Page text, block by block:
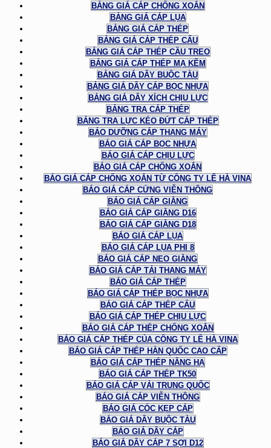
BẢNG GIÁ CÁP CHỐNG XOẮN
BẢNG GIÁ CÁP LỤA
BẢNG GIÁ CÁP THÉP
BẢNG GIÁ CÁP THÉP CẨU
BẢNG GIÁ CÁP THÉP CẦU TREO
BẢNG GIÁ CÁP THÉP MẠ KẼM
BẢNG GIÁ DÂY BUỘC TÀU
BẢNG GIÁ DÂY CÁP BỌC NHỰA
BẢNG GIÁ DÂY XÍCH CHỊU LỰC
BẢNG TRA CÁP THÉP
BẢNG TRA LỰC KÉO ĐỨT CÁP THÉP
BẢO DƯỠNG CÁP THANG MÁY
BÁO GIÁ CÁP BỌC NHỰA
BÁO GIÁ CÁP CHỊU LỰC
BÁO GIÁ CÁP CHỐNG XOẮN
BÁO GIÁ CÁP CHỐNG XOẮN TỪ CÔNG TY LÊ HÀ VINA
BÁO GIÁ CÁP CỨNG VIỄN THÔNG
BÁO GIÁ CÁP GIẰNG
BÁO GIÁ CÁP GIẰNG D16
BÁO GIÁ CÁP GIẰNG D18
BÁO GIÁ CÁP LỤA
BÁO GIÁ CÁP LỤA PHI 8
BÁO GIÁ CÁP NEO GIẰNG
BÁO GIÁ CÁP TẢI THANG MÁY
BÁO GIÁ CÁP THÉP
BÁO GIÁ CÁP THÉP BỌC NHỰA
BÁO GIÁ CÁP THÉP CẨU
BÁO GIÁ CÁP THÉP CHỊU LỰC
BÁO GIÁ CÁP THÉP CHỐNG XOẮN
BÁO GIÁ CÁP THÉP CỦA CÔNG TY LÊ HÀ VINA
BÁO GIÁ CÁP THÉP HÀN QUỐC CAO CẤP
BÁO GIÁ CÁP THÉP NÂNG HẠ
BÁO GIÁ CÁP THÉP TK50
BÁO GIÁ CÁP VẢI TRUNG QUỐC
BÁO GIÁ CÁP VIỄN THÔNG
BÁO GIÁ CÓC KẸP CÁP
BÁO GIÁ DÂY BUỘC TÀU
BÁO GIÁ DÂY CÁP
BÁO GIÁ DÂY CÁP 7 SỢI D12